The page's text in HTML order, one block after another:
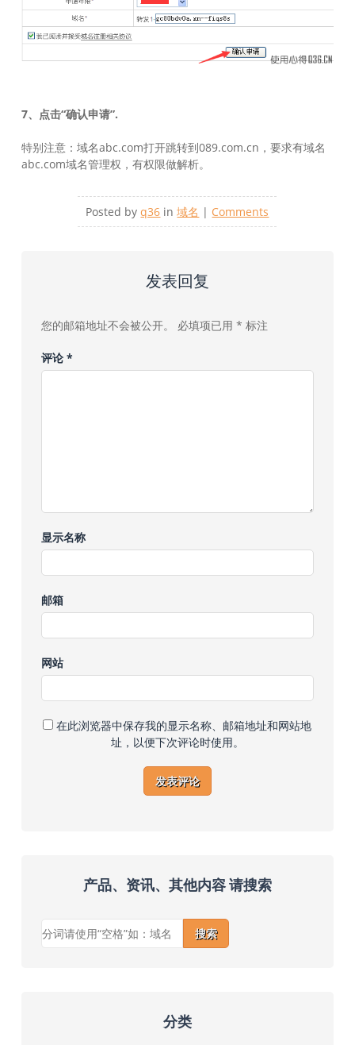
7、点击“确认申请”.
特别注意：域名abc.com打开跳转到089.com.cn，要求有域名
abc.com域名管理权，有权限做解析。
Posted byq36 in域名 | Comments
发表回复
您的邮箱地址不会被公开。 必填项已用 * 标注
评论 *
显示名称
邮箱
网站
在此浏览器中保存我的显示名称、邮箱地址和网站地
址，以便下次评论时使用。
产品、资讯、其他内容 请搜索
搜索
分类